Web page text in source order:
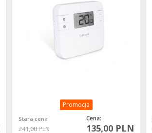
Promocja
Stara cena
241,00 PLN
Cena:
135,00 PLN
dobowy